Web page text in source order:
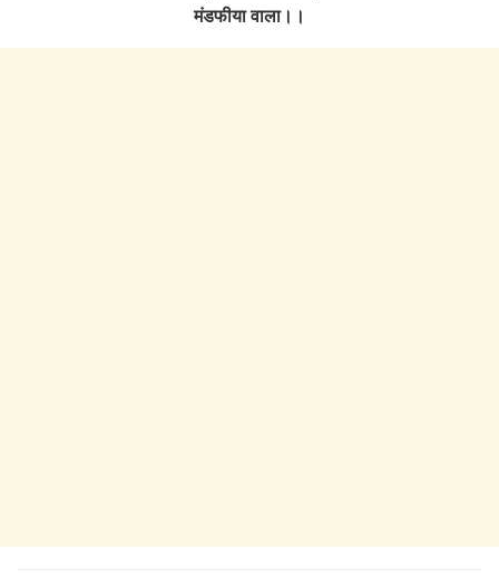
मंडफीया वाला।।